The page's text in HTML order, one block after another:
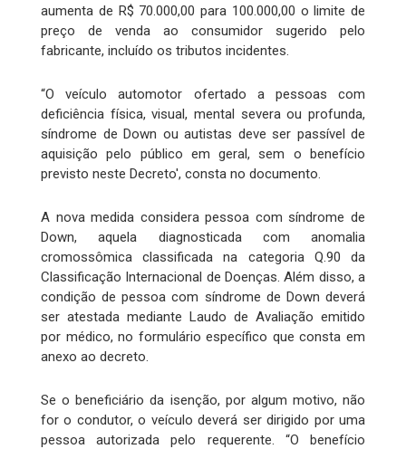
aumenta de R$ 70.000,00 para 100.000,00 o limite de
preço de venda ao consumidor sugerido pelo
fabricante, incluído os tributos incidentes.
“O veículo automotor ofertado a pessoas com
deficiência física, visual, mental severa ou profunda,
síndrome de Down ou autistas deve ser passível de
aquisição pelo público em geral, sem o benefício
previsto neste Decreto', consta no documento.
A nova medida considera pessoa com síndrome de
Down, aquela diagnosticada com anomalia
cromossômica classificada na categoria Q.90 da
Classificação Internacional de Doenças. Além disso, a
condição de pessoa com síndrome de Down deverá
ser atestada mediante Laudo de Avaliação emitido
por médico, no formulário específico que consta em
anexo ao decreto.
Se o beneficiário da isenção, por algum motivo, não
for o condutor, o veículo deverá ser dirigido por uma
pessoa autorizada pelo requerente. “O benefício